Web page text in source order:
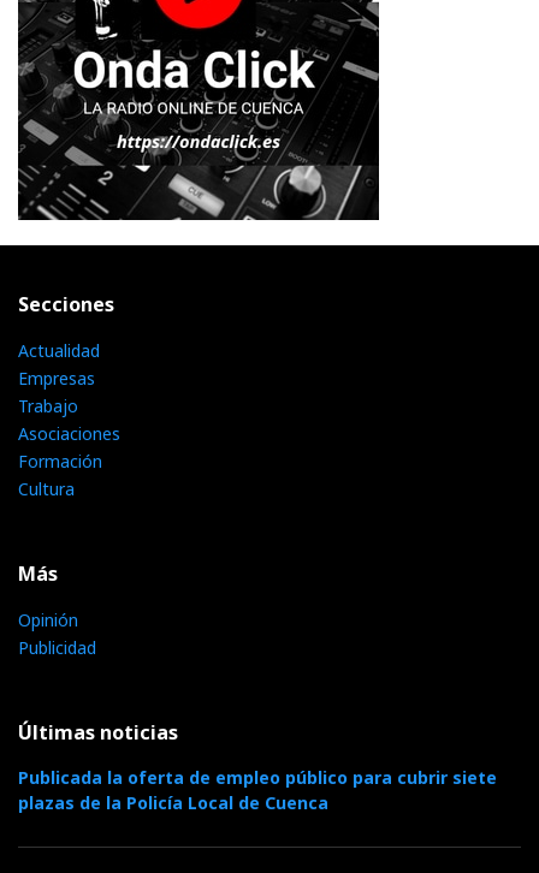
Secciones
Actualidad
Empresas
Trabajo
Asociaciones
Formación
Cultura
Más
Opinión
Publicidad
Últimas noticias
Publicada la oferta de empleo público para cubrir siete
plazas de la Policía Local de Cuenca